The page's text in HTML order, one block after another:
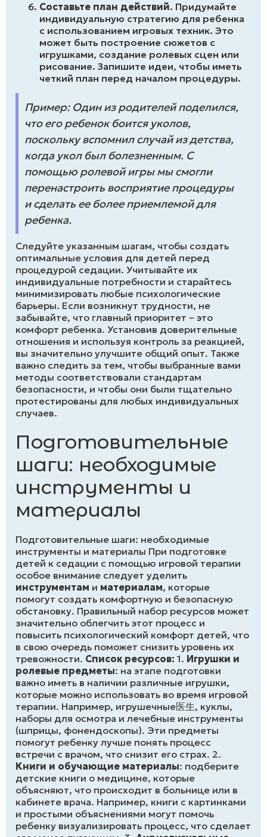
Составьте план действий. Придумайте
индивидуальную стратегию для ребенка
с использованием игровых техник. Это
может быть построение сюжетов с
игрушками, создание ролевых сцен или
рисование. Запишите идеи, чтобы иметь
четкий план перед началом процедуры.
Пример: Один из родителей поделился,
что его ребенок боится уколов,
поскольку вспомнил случай из детства,
когда укол был болезненным. С
помощью ролевой игры мы смогли
перенастроить восприятие процедуры
и сделать ее более приемлемой для
ребенка.
Следуйте указанным шагам, чтобы создать
оптимальные условия для детей перед
процедурой седации. Учитывайте их
индивидуальные потребности и старайтесь
минимизировать любые психологические
барьеры. Если возникнут трудности, не
забывайте, что главный приоритет – это
комфорт ребенка. Установив доверительные
отношения и используя контроль за реакцией,
вы значительно улучшите общий опыт. Также
важно следить за тем, чтобы выбранные вами
методы соответствовали стандартам
безопасности, и чтобы они были тщательно
протестированы для любых индивидуальных
случаев.
Подготовительные
шаги: необходимые
инструменты и
материалы
Подготовительные шаги: необходимые
инструменты и материалы При подготовке
детей к седации с помощью игровой терапии
особое внимание следует уделить
инструментам и материалам, которые
помогут создать комфортную и безопасную
обстановку. Правильный набор ресурсов может
значительно облегчить этот процесс и
повысить психологический комфорт детей, что
в свою очередь поможет снизить уровень их
тревожности. Список ресурсов: 1. Игрушки и
ролевые предметы: на этапе подготовки
важно иметь в наличии различные игрушки,
которые можно использовать во время игровой
терапии. Например, игрушечные医生, куклы,
наборы для осмотра и лечебные инструменты
(шприцы, фонендоскопы). Эти предметы
помогут ребенку лучше понять процесс
встречи с врачом, что снизит его страх. 2.
Книги и обучающие материалы: подберите
детские книги о медицине, которые
объясняют, что происходит в больнице или в
кабинете врача. Например, книги с картинками
и простыми объяснениями могут помочь
ребенку визуализировать процесс, что сделает